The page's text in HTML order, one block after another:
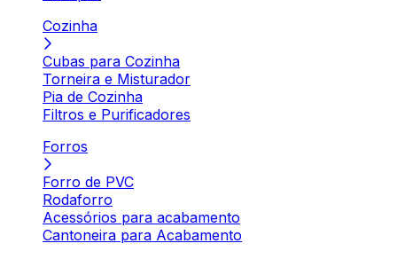
Cozinha
Cubas para Cozinha
Torneira e Misturador
Pia de Cozinha
Filtros e Purificadores
Forros
Forro de PVC
Rodaforro
Acessórios para acabamento
Cantoneira para Acabamento